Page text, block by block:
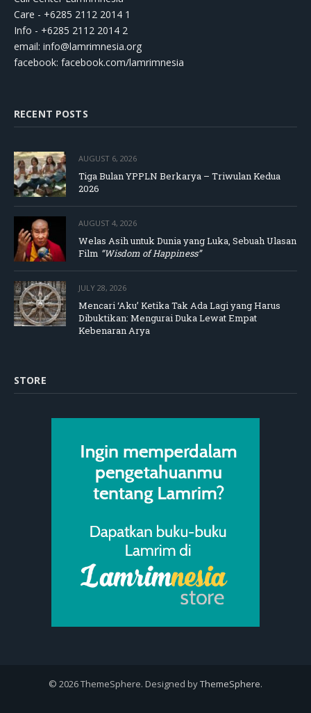
Care - +6285 2112 2014 1
Info - +6285 2112 2014 2
email: info@lamrimnesia.org
facebook: facebook.com/lamrimnesia
RECENT POSTS
AUGUST 6, 2026
Tiga Bulan YPPLN Berkarya – Triwulan Kedua
2026
AUGUST 4, 2026
Welas Asih untuk Dunia yang Luka, Sebuah Ulasan
Film “Wisdom of Happiness”
JULY 28, 2026
Mencari ‘Aku’ Ketika Tak Ada Lagi yang Harus
Dibuktikan: Mengurai Duka Lewat Empat
Kebenaran Arya
STORE
© 2026 ThemeSphere. Designed byThemeSphere.